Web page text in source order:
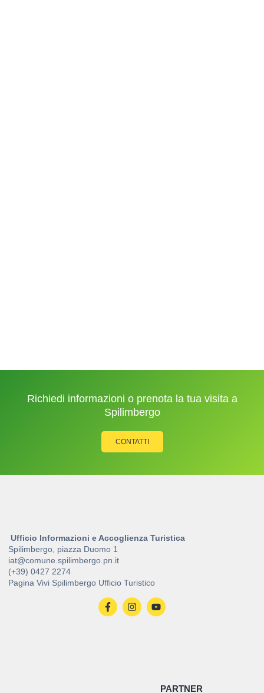
Richiedi informazioni o prenota la tua visita a
Spilimbergo
CONTATTI
Ufficio Informazioni e Accoglienza Turistica
Spilimbergo, piazza Duomo 1
iat@comune.spilimbergo.pn.it
(+39) 0427 2274
Pagina Vivi Spilimbergo Ufficio Turistico
PARTNER